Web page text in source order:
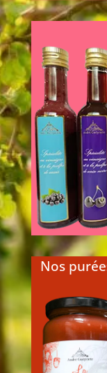
Nos
fruits sont
des
Nos
Les
pour